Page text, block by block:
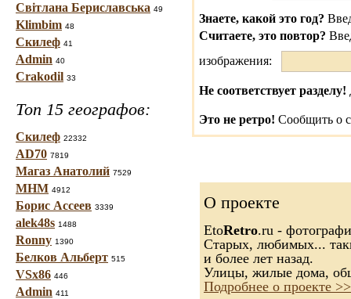
Світлана Бериславська 49
Klimbim 48
Скилеф 41
Admin 40
Crakodil 33
Топ 15 географов:
Скилеф 22332
AD70 7819
Магаз Анатолий 7529
МНМ 4912
Борис Ассеев 3339
alek48s 1488
Ronny 1390
Белков Альберт 515
VSx86 446
Admin 411
Знаете, какой это год?
Считаете, это повтор?
изображения:
Не соответствует разделу!
Это не ретро! Сообщить о
О проекте
EtoRetro.ru -
Старых, любимых...
и более лет назад.
Улицы, жилые дома,
Подробнее о проекте >>